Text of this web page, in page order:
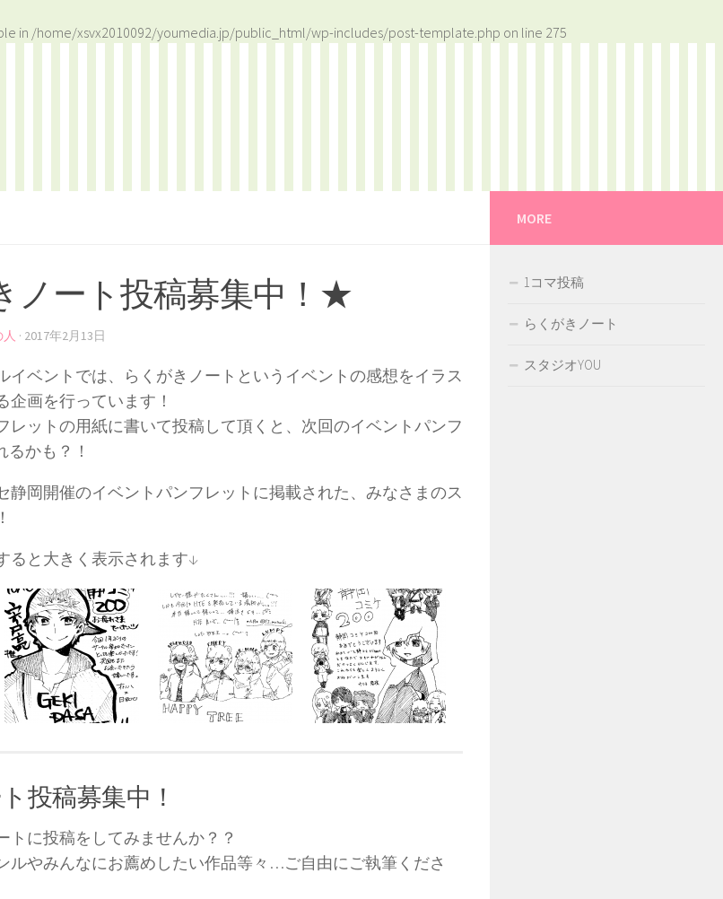
in /home/xsvx2010092/youmedia.jp/public_html/wp-includes/post-template.php on line 275
ノート投稿募集中！★
· 2017年2月13日
イベントでは、らくがきノートというイベントの感想をイラス
企画を行っています！
レットの用紙に書いて投稿して頂くと、次回のイベントパンフ
かも？！
静岡開催のイベントパンフレットに掲載された、みなさまのス
ると大きく表示されます↓
投稿募集中！
トに投稿をしてみませんか？？
ルやみんなにお薦めしたい作品等々…ご自由にご執筆くださ
MORE
1コマ投稿
らくがきノート
スタジオYOU